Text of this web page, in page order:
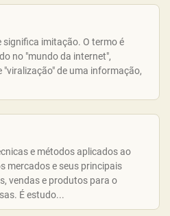
significa imitação. O termo é
no "mundo da internet",
"viralização" de uma informação,
e métodos aplicados ao
mercados e seus principais
vendas e produtos para o
É estudo...